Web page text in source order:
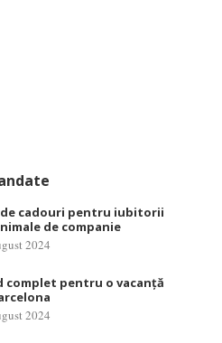
cadouri pentru iubitorii
de companie
2024
complet pentru o vacanță
2024